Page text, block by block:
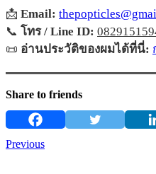
📩 Email:
📞 โทร / Line ID:
📜 อ่านประวัติของผมได้ที่นี่:
Share to friends
Previous